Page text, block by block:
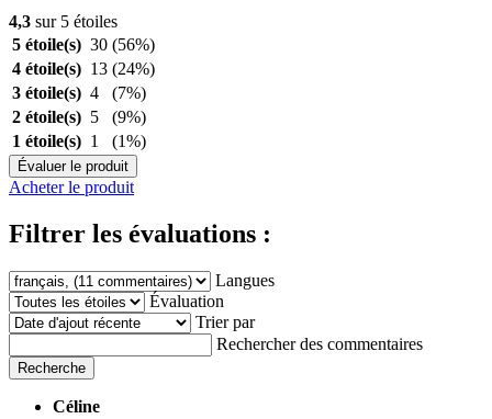
4,3 sur 5 étoiles
5 étoile(s) 30 (56%)
4 étoile(s) 13 (24%)
3 étoile(s) 4
(7%)
2 étoile(s) 5
(9%)
1 étoile(s) 1 (1%)
Évaluer le produit
Acheter le produit
Filtrer les évaluations :
Langues
Évaluation
Trier par
Rechercher des commentaires
Recherche
Céline